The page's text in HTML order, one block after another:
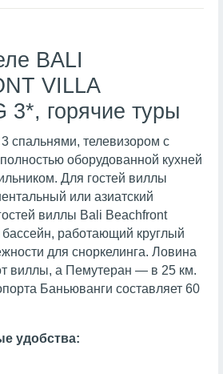
BALI
VILLA
3*, горячие туры
спальнями, телевизором с
оборудованной кухней
Для гостей виллы
или азиатский
виллы Bali Beachfront
работающий круглый
для сноркелинга. Ловина
виллы, а Пемутеран — в 25 км.
Баньюванги составляет 60
удобства: